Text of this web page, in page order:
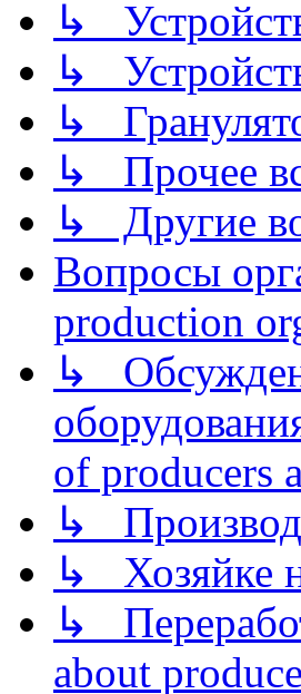
↳
↳
↳
↳ Прочее
↳ Другие
Вопросы
production
↳
of producers
↳
↳ Хозяйке
↳
about